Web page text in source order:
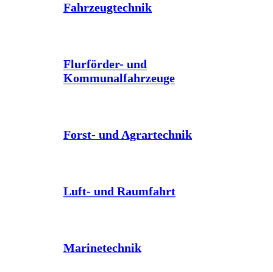
Fahrzeugtechnik
Flurförder- und
Kommunalfahrzeuge
Forst- und Agrartechnik
Luft- und Raumfahrt
Marinetechnik